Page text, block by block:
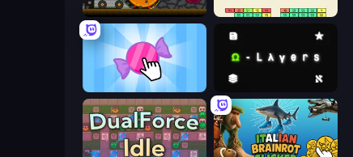
Mystery Digger Idle Breakout
Candy Clicker 2 Omega Layers